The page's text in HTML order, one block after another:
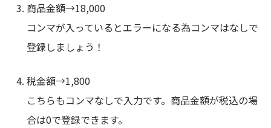
商品金額→18,000
コンマが入っているとエラーになる為コンマはなしで
登録しましょう！
税金額→1,800
こちらもコンマなしで入力です。商品金額が税込の場
合は0で登録できます。